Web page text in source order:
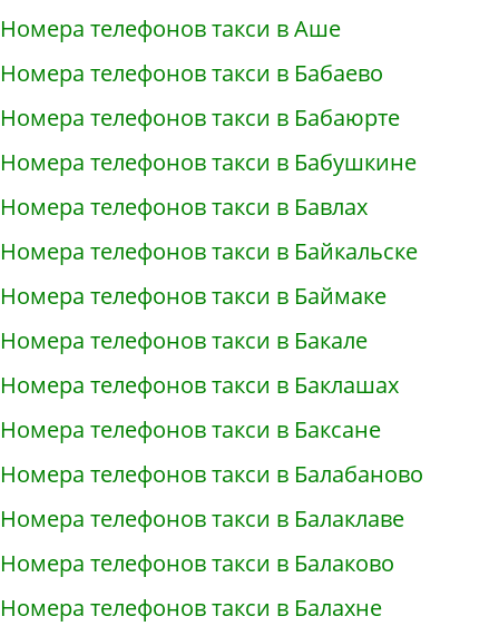
Номера телефонов такси в Аше
Номера телефонов такси в Бабаево
Номера телефонов такси в Бабаюрте
Номера телефонов такси в Бабушкине
Номера телефонов такси в Бавлах
Номера телефонов такси в Байкальске
Номера телефонов такси в Баймаке
Номера телефонов такси в Бакале
Номера телефонов такси в Баклашах
Номера телефонов такси в Баксане
Номера телефонов такси в Балабаново
Номера телефонов такси в Балаклаве
Номера телефонов такси в Балаково
Номера телефонов такси в Балахне